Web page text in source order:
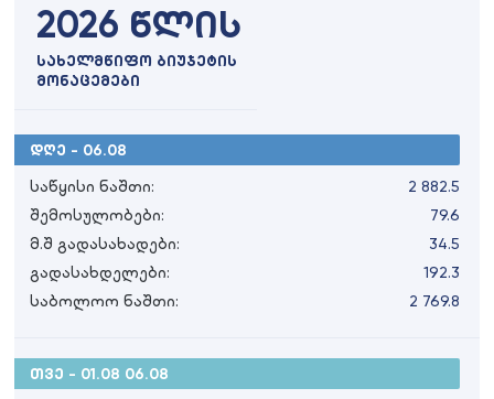
2026 წლის
სახელმწიფო ბიუჯეტის
მონაცემები
თვე - 01.08 06.08
დღე - 06.08
საწყისი ნაშთი:
2 882.5
შემოსულობები:
79.6
მ.შ გადასახადები:
34.5
გადასახდელები:
192.3
საბოლოო ნაშთი:
2 769.8